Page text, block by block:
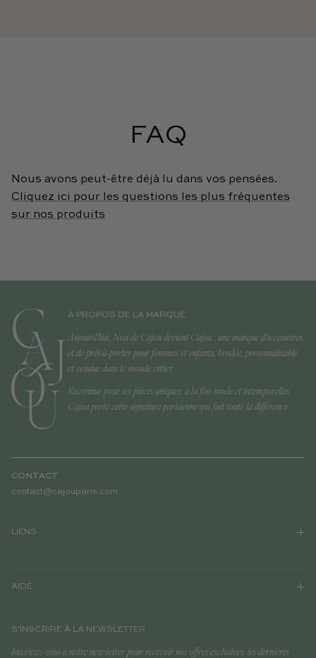
FAQ
Nous avons peut-être déjà lu dans vos pensées.
Cliquez ici pour les questions les plus fréquentes
sur nos produits
À PROPOS DE LA MARQUE
Aujourd'hui, Noa de Cajou devient Cajou : une marque d'accessoires
et de prêt-à-porter pour femmes et enfants, brodée, personnalisable
et vendue dans le monde entier.
Reconnue pour ses pièces uniques, à la fois mode et intemporelles,
Cajou porte cette signature parisienne qui fait toute la différence.
CONTACT
contact@cajouparis.com
LIENS
AIDE
S'INSCRIRE À LA NEWSLETTER
Inscrivez-vous à notre newsletter pour recevoir nos offres exclusives, les dernières